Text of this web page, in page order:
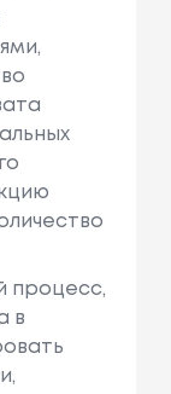
процесс,
в